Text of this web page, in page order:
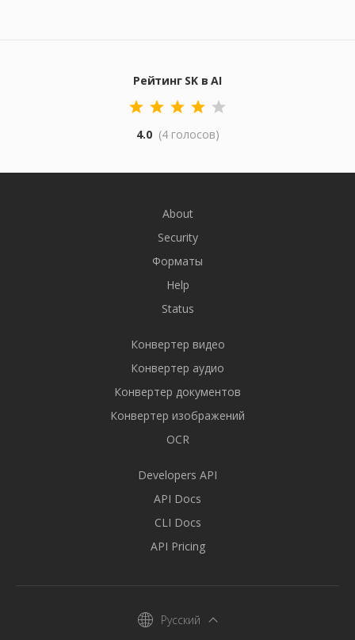
Рейтинг SK в AI
4.0 (4 голосов)
About
Security
Форматы
Help
Status
Конвертер видео
Конвертер аудио
Конвертер документов
Конвертер изображений
OCR
Developers API
API Docs
CLI Docs
API Pricing
Русский